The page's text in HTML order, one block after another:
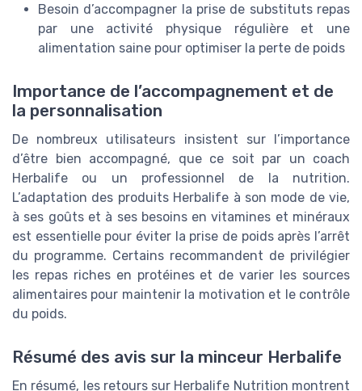
Besoin d’accompagner la prise de substituts repas
par une activité physique régulière et une
alimentation saine pour optimiser la perte de poids
Importance de l’accompagnement et de
la personnalisation
De nombreux utilisateurs insistent sur l’importance
d’être bien accompagné, que ce soit par un coach
Herbalife ou un professionnel de la nutrition.
L’adaptation des produits Herbalife à son mode de vie,
à ses goûts et à ses besoins en vitamines et minéraux
est essentielle pour éviter la prise de poids après l’arrêt
du programme. Certains recommandent de privilégier
les repas riches en protéines et de varier les sources
alimentaires pour maintenir la motivation et le contrôle
du poids.
Résumé des avis sur la minceur Herbalife
En résumé, les retours sur Herbalife Nutrition montrent